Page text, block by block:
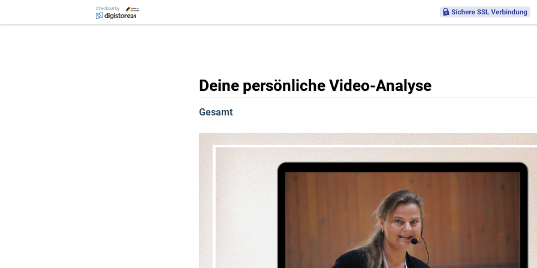
Deine persönliche Video-Analyse
Gesamt